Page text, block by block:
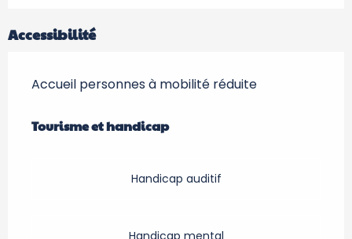
Accessibilité
Accueil personnes à mobilité réduite
Tourisme et handicap
Tourisme et handicap
Handicap auditif